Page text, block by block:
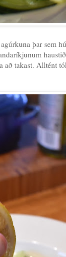
þar sem
að takast. Alltént